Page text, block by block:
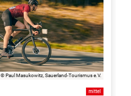
© Paul Masukowitz, Sauerland-Tourismus e.V.
mittel